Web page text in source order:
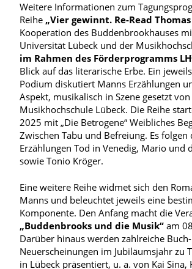
Weitere Informationen zum
Reihe „Vier gewinnt. Re-Read
Kooperation des Buddenbrookhauses
Universität Lübeck und der
im Rahmen des Förderprogramms
Blick auf das literarische Erbe. Ein
Podium diskutiert Manns Erzählungen
Aspekt, musikalisch in Szene gesetzt
Musikhochschule Lübeck. Die Reihe
2025 mit „Die Betrogene“ Weibliches
Zwischen Tabu und Befreiung. Es folgen
Erzählungen Tod in Venedig, Mario und
sowie Tonio Kröger.
Eine weitere Reihe widmet sich den
Manns und beleuchtet jeweils eine
Komponente. Den Anfang macht die
„Buddenbrooks und die Musik“ am
Darüber hinaus werden zahlreiche Buch-
Neuerscheinungen im Jubiläumsjahr zu
in Lübeck präsentiert, u. a. von Kai Sina,